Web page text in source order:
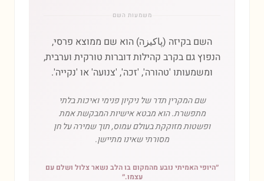
משמעות השם
השם בקיזה (پاکیزה) הוא שם ממוצא פרסי,
הנפוץ גם בקרב קהילות דוברות טורקית וערבית,
ומשמעותו 'טהורה', 'זכה', 'צנועה' או 'נקייה'.
שם המקרין תדר של ניקיון פנימי ואיכות בלתי
מתפשרת. הוא מבטא אישיות המבקשת אמת
ופשטות מזוקקת בעולם עמוס, תוך שמירה על חן
מסורתי שאינו מתיישן.
״היופי האמיתי נובע מהמקום בו הלב נשאר צלול ושלם עם
עצמו.״